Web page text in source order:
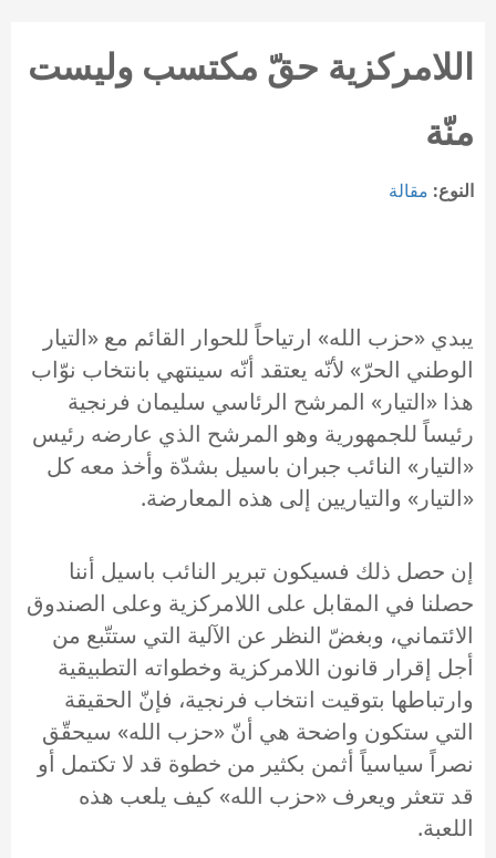
اللامركزية حقّ مكتسب وليست
منّة
النوع: مقالة
يبدي «حزب الله» ارتياحاً للحوار القائم مع «التيار
الوطني الحرّ» لأنّه يعتقد أنّه سينتهي بانتخاب نوّاب
هذا «التيار» المرشح الرئاسي سليمان فرنجية
رئيساً للجمهورية وهو المرشح الذي عارضه رئيس
«التيار» النائب جبران باسيل بشدّة وأخذ معه كل
«التيار» والتياريين إلى هذه المعارضة.
إن حصل ذلك فسيكون تبرير النائب باسيل أننا
حصلنا في المقابل على اللامركزية وعلى الصندوق
الائتماني، وبغضّ النظر عن الآلية التي ستتّبع من
أجل إقرار قانون اللامركزية وخطواته التطبيقية
وارتباطها بتوقيت انتخاب فرنجية، فإنّ الحقيقة
التي ستكون واضحة هي أنّ «حزب الله» سيحقّق
نصراً سياسياً أثمن بكثير من خطوة قد لا تكتمل أو
قد تتعثر ويعرف «حزب الله» كيف يلعب هذه
اللعبة.